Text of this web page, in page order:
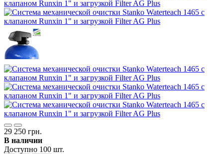
29 250 грн.
В наличии
Доступно 100 шт.